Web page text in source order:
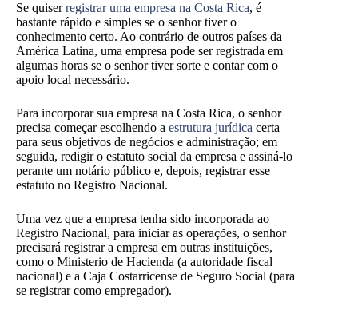
Se quiserregistrar uma empresa na Costa Rica, é
bastante rápido e simples se o senhor tiver o
conhecimento certo. Ao contrário de outros países da
América Latina, uma empresa pode ser registrada em
algumas horas se o senhor tiver sorte e contar com o
apoio local necessário.
Para incorporar sua empresa na Costa Rica, o senhor
precisa começar escolhendo a estrutura jurídica certa
para seus objetivos de negócios e administração; em
seguida, redigir o estatuto social da empresa e assiná-lo
perante um notário público e, depois, registrar esse
estatuto no Registro Nacional.
Uma vez que a empresa tenha sido incorporada ao
Registro Nacional, para iniciar as operações, o senhor
precisará registrar a empresa em outras instituições,
como o Ministerio de Hacienda (a autoridade fiscal
nacional) e a Caja Costarricense de Seguro Social (para
se registrar como empregador).